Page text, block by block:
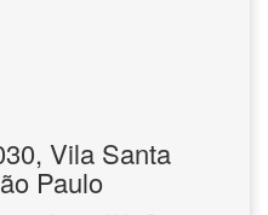
Vila Santa
Paulo